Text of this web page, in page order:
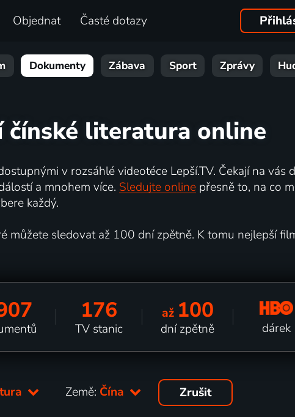
Objednat Časté dotazy
Dokumenty Zábava Sport Zprávy
čínské literatura online
v rozsáhlé videotéce Lepší.TV. Čekají na vás
a mnohem více. Sledujte onlinepřesně to, na co
každý.
můžete sledovat až 100 dní zpětně. K tomu nejlepší
176
TV stanic
až 100
dní zpětně dárek
Země: Čína Zrušit